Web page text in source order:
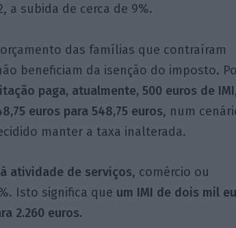
a subida de cerca de 9%.
das famílias que contraíram
beneficiam da isenção do imposto.
paga, atualmente, 500 euros de IMI,
euros para 548,75 euros, num
manter a taxa inalterada.
atividade de serviços, comércio ou
Isto significa que um IMI de dois mil
2.260 euros.